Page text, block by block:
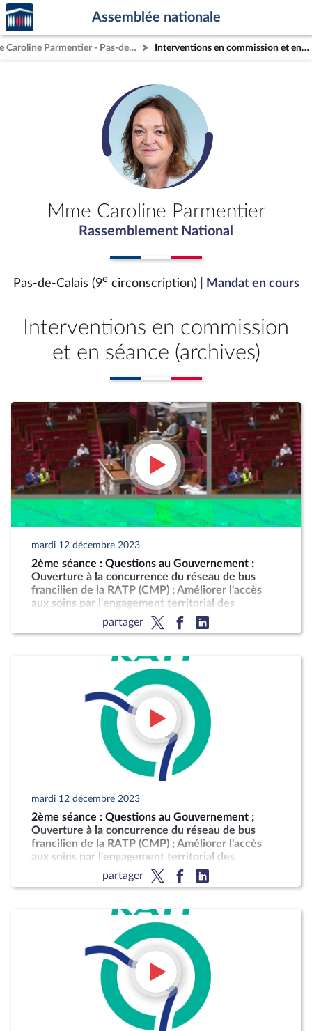
Aller au contenu
Aller en bas de la page
Accèder
à la
page
d'accueil
Assemblée nationale
Mme Caroline Parmentier - Pas-de-Calais (9e circonscription) Interventions en commission et en séance (archives)
Mme Caroline Parmentier
Rassemblement National
Pas-de-Calais (9ecirconscription) | Mandat en cours
Interventions en commission
et en séance (archives)
mardi 12 décembre 2023
2ème séance : Questions au Gouvernement ;
Ouverture à la concurrence du réseau de bus
francilien de la RATP (CMP) ; Améliorer l'accès
aux soins par l'engagement territorial des
professionnels (CMP)
partager
mardi 12 décembre 2023
2ème séance : Questions au Gouvernement ;
Ouverture à la concurrence du réseau de bus
francilien de la RATP (CMP) ; Améliorer l'accès
aux soins par l'engagement territorial des
professionnels (CMP)
partager